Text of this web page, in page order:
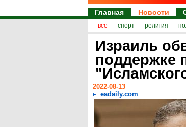
Главная Новости
все спорт религия
Израиль
поддержке
2022-08-13
eadaily.com